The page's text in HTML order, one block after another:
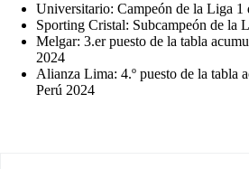
Universitario: Campeón de la Liga 1
Sporting Cristal: Subcampeón de la
Melgar: 3.er puesto de la tabla
2024
Alianza Lima: 4.º puesto de la tabla
Perú 2024